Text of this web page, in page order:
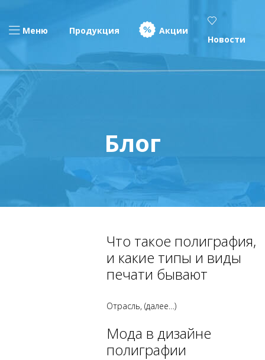
Меню Продукция
Акции
Новости
Блог
Что такое полиграфия,
и какие типы и виды
печати бывают
Отрасль, (далее…)
Мода в дизайне
полиграфии